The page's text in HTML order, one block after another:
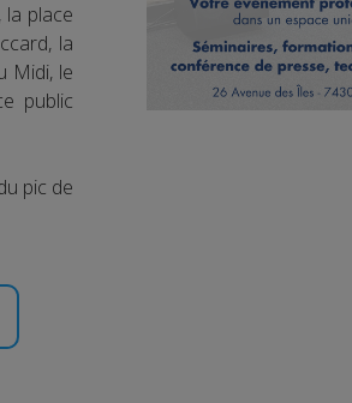
place
la
Midi, le
public
pic de